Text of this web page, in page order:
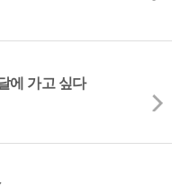
에 가고 싶다